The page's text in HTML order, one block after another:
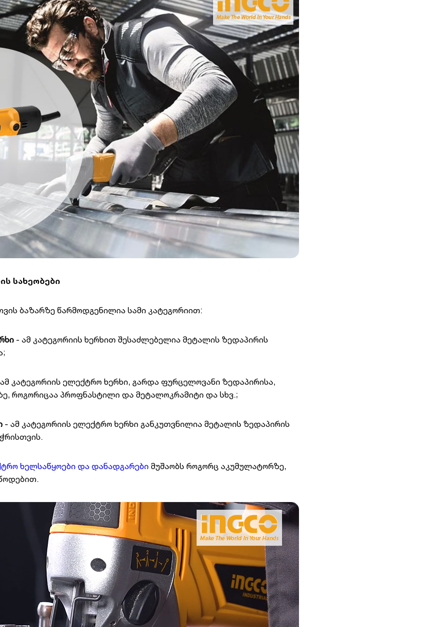
სახეობები
ბაზარზე წარმოდგენილია სამი კატეგორიით:
- ამ კატეგორიის ხერხით შესაძლებელია მეტალის ზედაპირის
კატეგორიის ელექტრო ხერხი, გარდა ფურცელოვანი ზედაპირისა,
როგორიცაა პროფნასტილი და მეტალოკრამიტი და სხვ.;
- ამ კატეგორიის ელექტრო ხერხი განკუთვნილია მეტალის ზედაპირის
ხელსაწყოები და დანადგარებიმუშაობს როგორც აკუმულატორზე,